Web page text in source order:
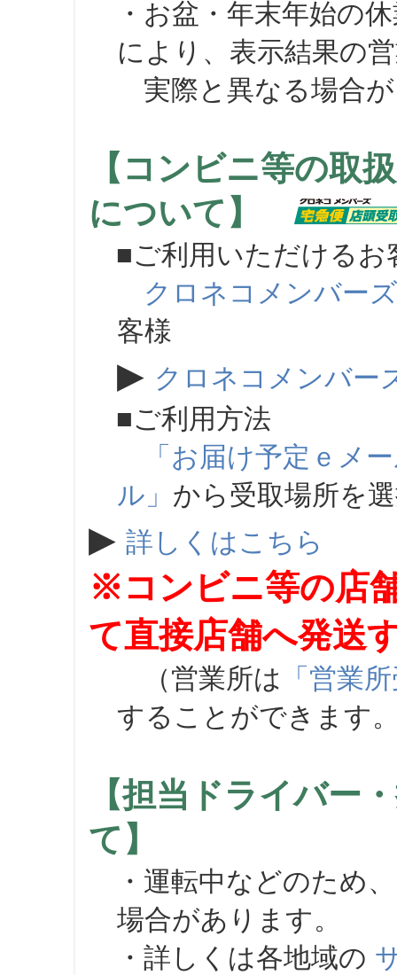
・お盆・年末年始の
により、表示結果の
実際と異なる場合が
【コンビニ等の取
について】
■ご利用いただけるお
クロネコメンバーズ
客様
▶ クロネコメンバー
■ご利用方法
「お届け予定ｅメ
ル」 から受取場所を
▶ 詳しくはこちら
※コンビニ等の店
て直接店舗へ発送
（営業所は 「営業
することができます
【担当ドライバー
て】
・運転中などのため
場合があります。
・詳しくは各地域の